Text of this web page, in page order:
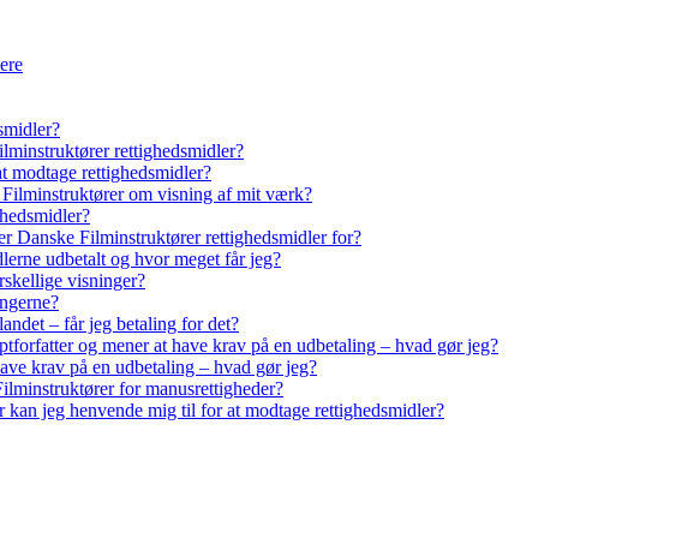
rettighedsmidler?
modtage rettighedsmidler?
om visning af mit værk?
Danske Filminstruktører rettighedsmidler for?
udbetalt og hvor meget får jeg?
visninger?
– får jeg betaling for det?
og mener at have krav på en udbetaling – hvad gør jeg?
krav på en udbetaling – hvad gør jeg?
for manusrettigheder?
jeg henvende mig til for at modtage rettighedsmidler?